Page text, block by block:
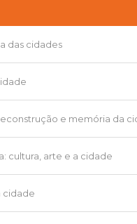
das cidades
e memória da
cultura, arte e a cidade
cidade